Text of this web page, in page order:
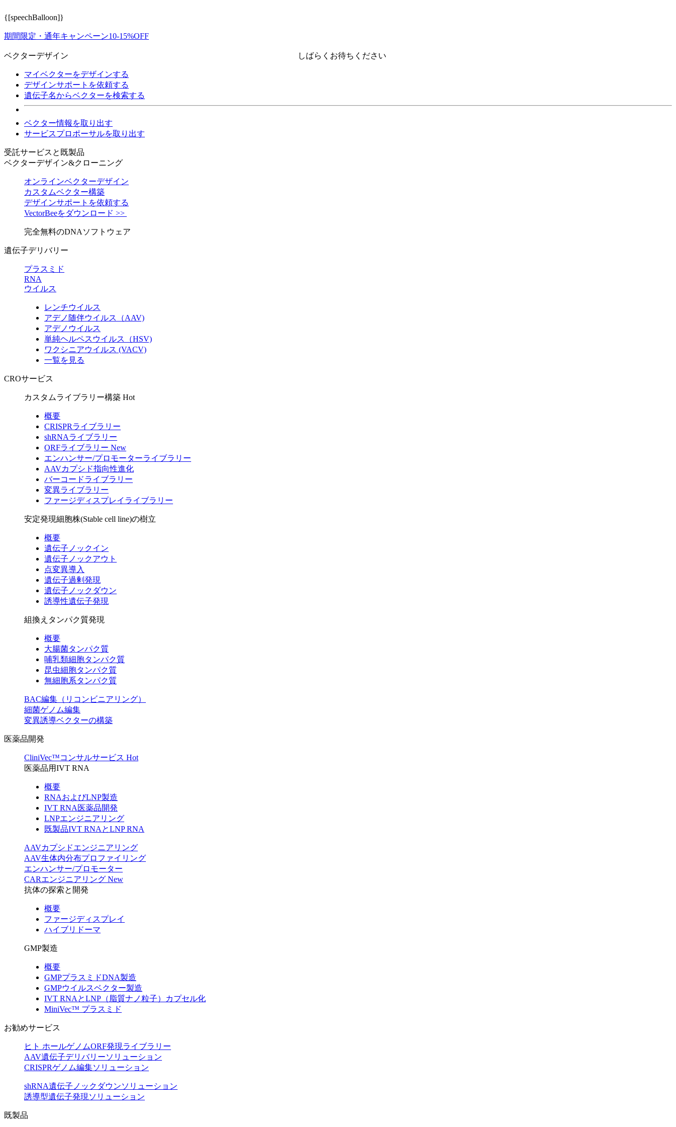
{[speechBalloon]}
期間限定・通年キャンペーン10-15%OFF
しばらくお待ちください
ベクターデザイン
マイベクターをデザインする
デザインサポートを依頼する
遺伝子名からベクターを検索する
ベクター情報を取り出す
サービスプロポーサルを取り出す
受託サービスと既製品
ベクターデザイン&クローニング
オンラインベクターデザイン
カスタムベクター構築
デザインサポートを依頼する
VectorBeeをダウンロード >>
完全無料のDNAソフトウェア
遺伝子デリバリー
プラスミド
RNA
ウイルス
レンチウイルス
アデノ随伴ウイルス（AAV)
アデノウイルス
単純ヘルペスウイルス（HSV)
ワクシニアウイルス (VACV)
一覧を見る
CROサービス
カスタムライブラリー構築 Hot
概要
CRISPRライブラリー
shRNAライブラリー
ORFライブラリー New
エンハンサー/プロモーターライブラリー
AAVカプシド指向性進化
バーコードライブラリー
変異ライブラリー
ファージディスプレイライブラリー
安定発現細胞株(Stable cell line)の樹立
概要
遺伝子ノックイン
遺伝子ノックアウト
点変異導入
遺伝子過剰発現
遺伝子ノックダウン
誘導性遺伝子発現
組換えタンパク質発現
概要
大腸菌タンパク質
哺乳類細胞タンパク質
昆虫細胞タンパク質
無細胞系タンパク質
BAC編集（リコンビニアリング）
細菌ゲノム編集
変異誘導ベクターの構築
医薬品開発
CliniVec™コンサルサービス Hot
医薬品用IVT RNA
概要
RNAおよびLNP製造
IVT RNA医薬品開発
LNPエンジニアリング
既製品IVT RNAとLNP RNA
AAVカプシドエンジニアリング
AAV生体内分布プロファイリング
エンハンサー/プロモーター
CARエンジニアリング New
抗体の探索と開発
概要
ファージディスプレイ
ハイブリドーマ
GMP製造
概要
GMPプラスミドDNA製造
GMPウイルスベクター製造
IVT RNAとLNP（脂質ナノ粒子）カプセル化
MiniVec™ プラスミド
お勧めサービス
ヒト ホールゲノムORF発現ライブラリー
AAV遺伝子デリバリーソリューション
CRISPRゲノム編集ソリューション
shRNA遺伝子ノックダウンソリューション
誘導型遺伝子発現ソリューション
既製品